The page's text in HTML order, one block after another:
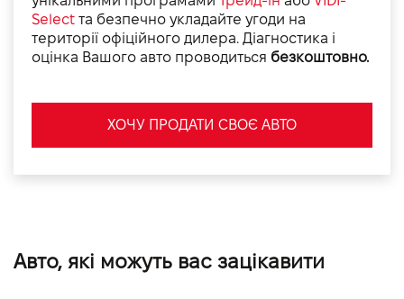
Select та безпечно укладайте угоди на
території офіційного дилера. Діагностика і
оцінка Вашого авто проводиться безкоштовно.
ХОЧУ ПРОДАТИ СВОЄ АВТО
Авто, які можуть вас зацікавити